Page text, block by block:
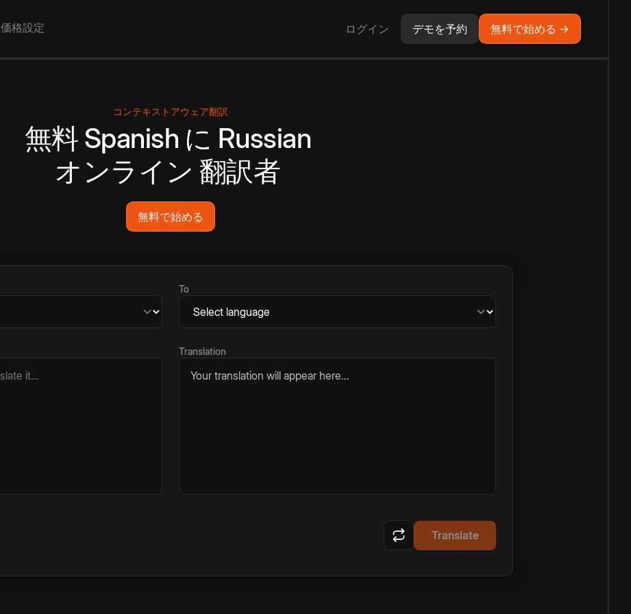
価格設定 ログイン デモを予約 無料で始める →
コンテキストアウェア翻訳
無料 Spanish に Russian
オンライン 翻訳者
無料で始める
To
Translation
Your translation will appear here...
Translate